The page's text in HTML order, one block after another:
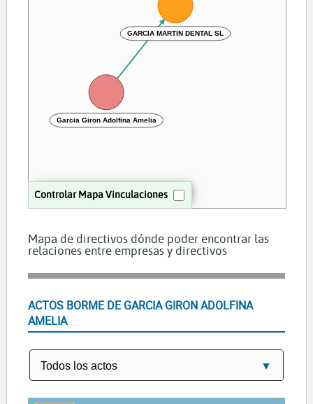
Controlar Mapa Vinculaciones
GARCIA MARTIN DENTAL SL
Garcia Giron Adolfina Amelia
Mapa de directivos dónde poder encontrar las
relaciones entre empresas y directivos
ACTOS BORME DE GARCIA GIRON ADOLFINA
AMELIA